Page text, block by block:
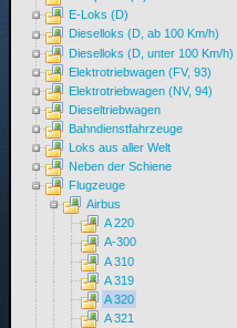
E-Loks (D)
Dieselloks (D, ab 100 Km/h)
Dieselloks (D, unter 100 Km/h)
Elektrotriebwagen (FV, 93)
Elektrotriebwagen (NV, 94)
Dieseltriebwagen
Bahndienstfahrzeuge
Loks aus aller Welt
Neben der Schiene
Flugzeuge
Airbus
A 220
A-300
A 310
A 319
A 320
A 321